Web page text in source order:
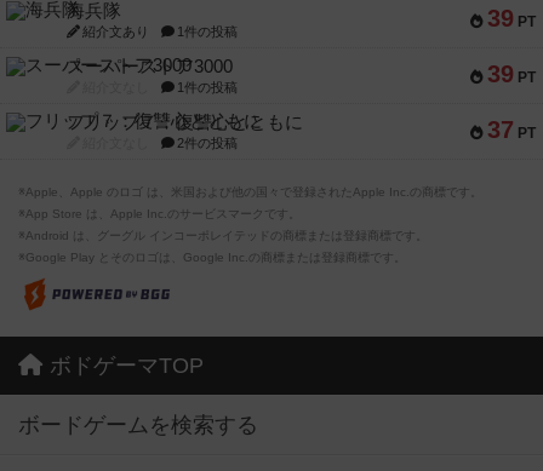
39 PT
海兵隊
紹介文あり 1件の投稿
39 PT
スーパーストア3000
1件の投稿
37 PT
フリップ７：復讐心とともに
2件の投稿
※Apple、Apple のロゴ は、米国および他の国々で登録されたApple Inc.の商標です。
※App Store は、Apple Inc.のサービスマークです。
※Android は、グーグル インコーポレイテッドの商標または登録商標です。
※Google Play とそのロゴは、Google Inc.の商標または登録商標です。
ボドゲーマTOP
ボードゲームを検索する